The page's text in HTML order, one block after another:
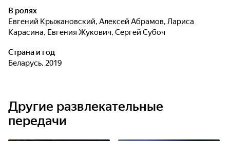
В ролях
Евгений Крыжановский, Алексей Абрамов, Лариса
Карасина, Евгения Жукович, Сергей Субоч
Страна и год
Беларусь, 2019
Другие развлекательные
передачи